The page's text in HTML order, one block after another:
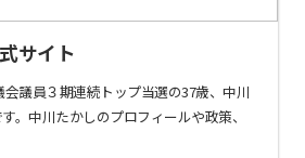
サイト
議員３期連続トップ当選の37歳、中川
。中川たかしのプロフィールや政策、